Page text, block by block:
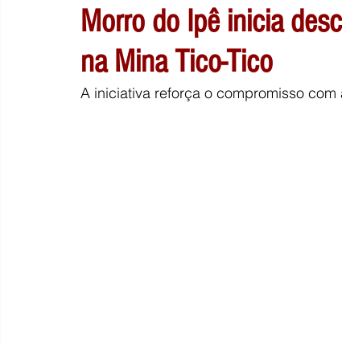
Morro do Ipê inicia
na Mina Tico-Tico
A iniciativa reforça o compromisso